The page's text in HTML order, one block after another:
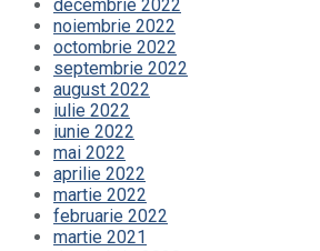
decembrie 2022
noiembrie 2022
octombrie 2022
septembrie 2022
august 2022
iulie 2022
iunie 2022
mai 2022
aprilie 2022
martie 2022
februarie 2022
martie 2021